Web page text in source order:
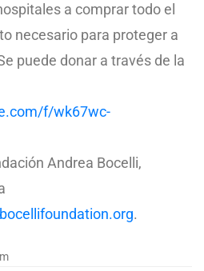
a comprar todo el
necesario para proteger a
puede donar a través de la
f/wk67wc-
Andrea Bocelli,
.